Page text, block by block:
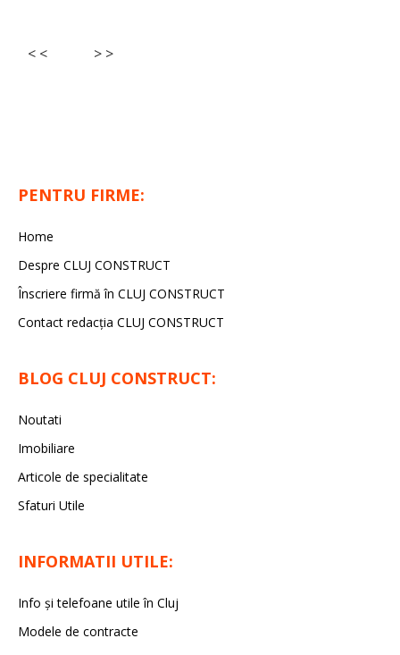
< < > >
PENTRU FIRME:
Home
Despre CLUJ CONSTRUCT
Înscriere firmă în CLUJ CONSTRUCT
Contact redacția CLUJ CONSTRUCT
BLOG CLUJ CONSTRUCT:
Noutati
Imobiliare
Articole de specialitate
Sfaturi Utile
INFORMATII UTILE:
Info și telefoane utile în Cluj
Modele de contracte